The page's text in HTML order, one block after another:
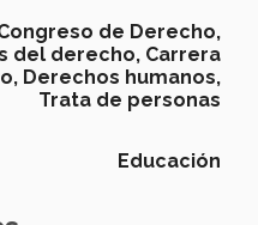
de Derecho,
del derecho, Carrera
Derechos humanos,
Trata de personas
Educación